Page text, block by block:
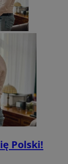
Polski!